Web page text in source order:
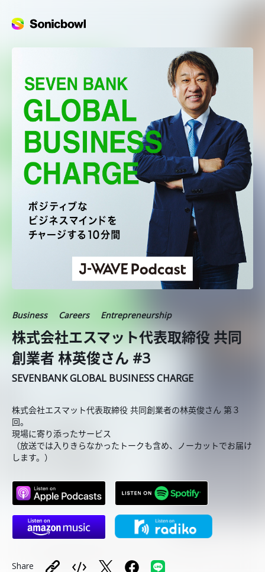
Business Careers Entrepreneurship
株式会社エスマット代表取締役 共同
創業者 林英俊さん #3
SEVENBANK GLOBAL BUSINESS CHARGE
株式会社エスマット代表取締役 共同創業者の林英俊さん 第３
回。
現場に寄り添ったサービス
（放送では入りきらなかったトークも含め、ノーカットでお届け
します。）
Share